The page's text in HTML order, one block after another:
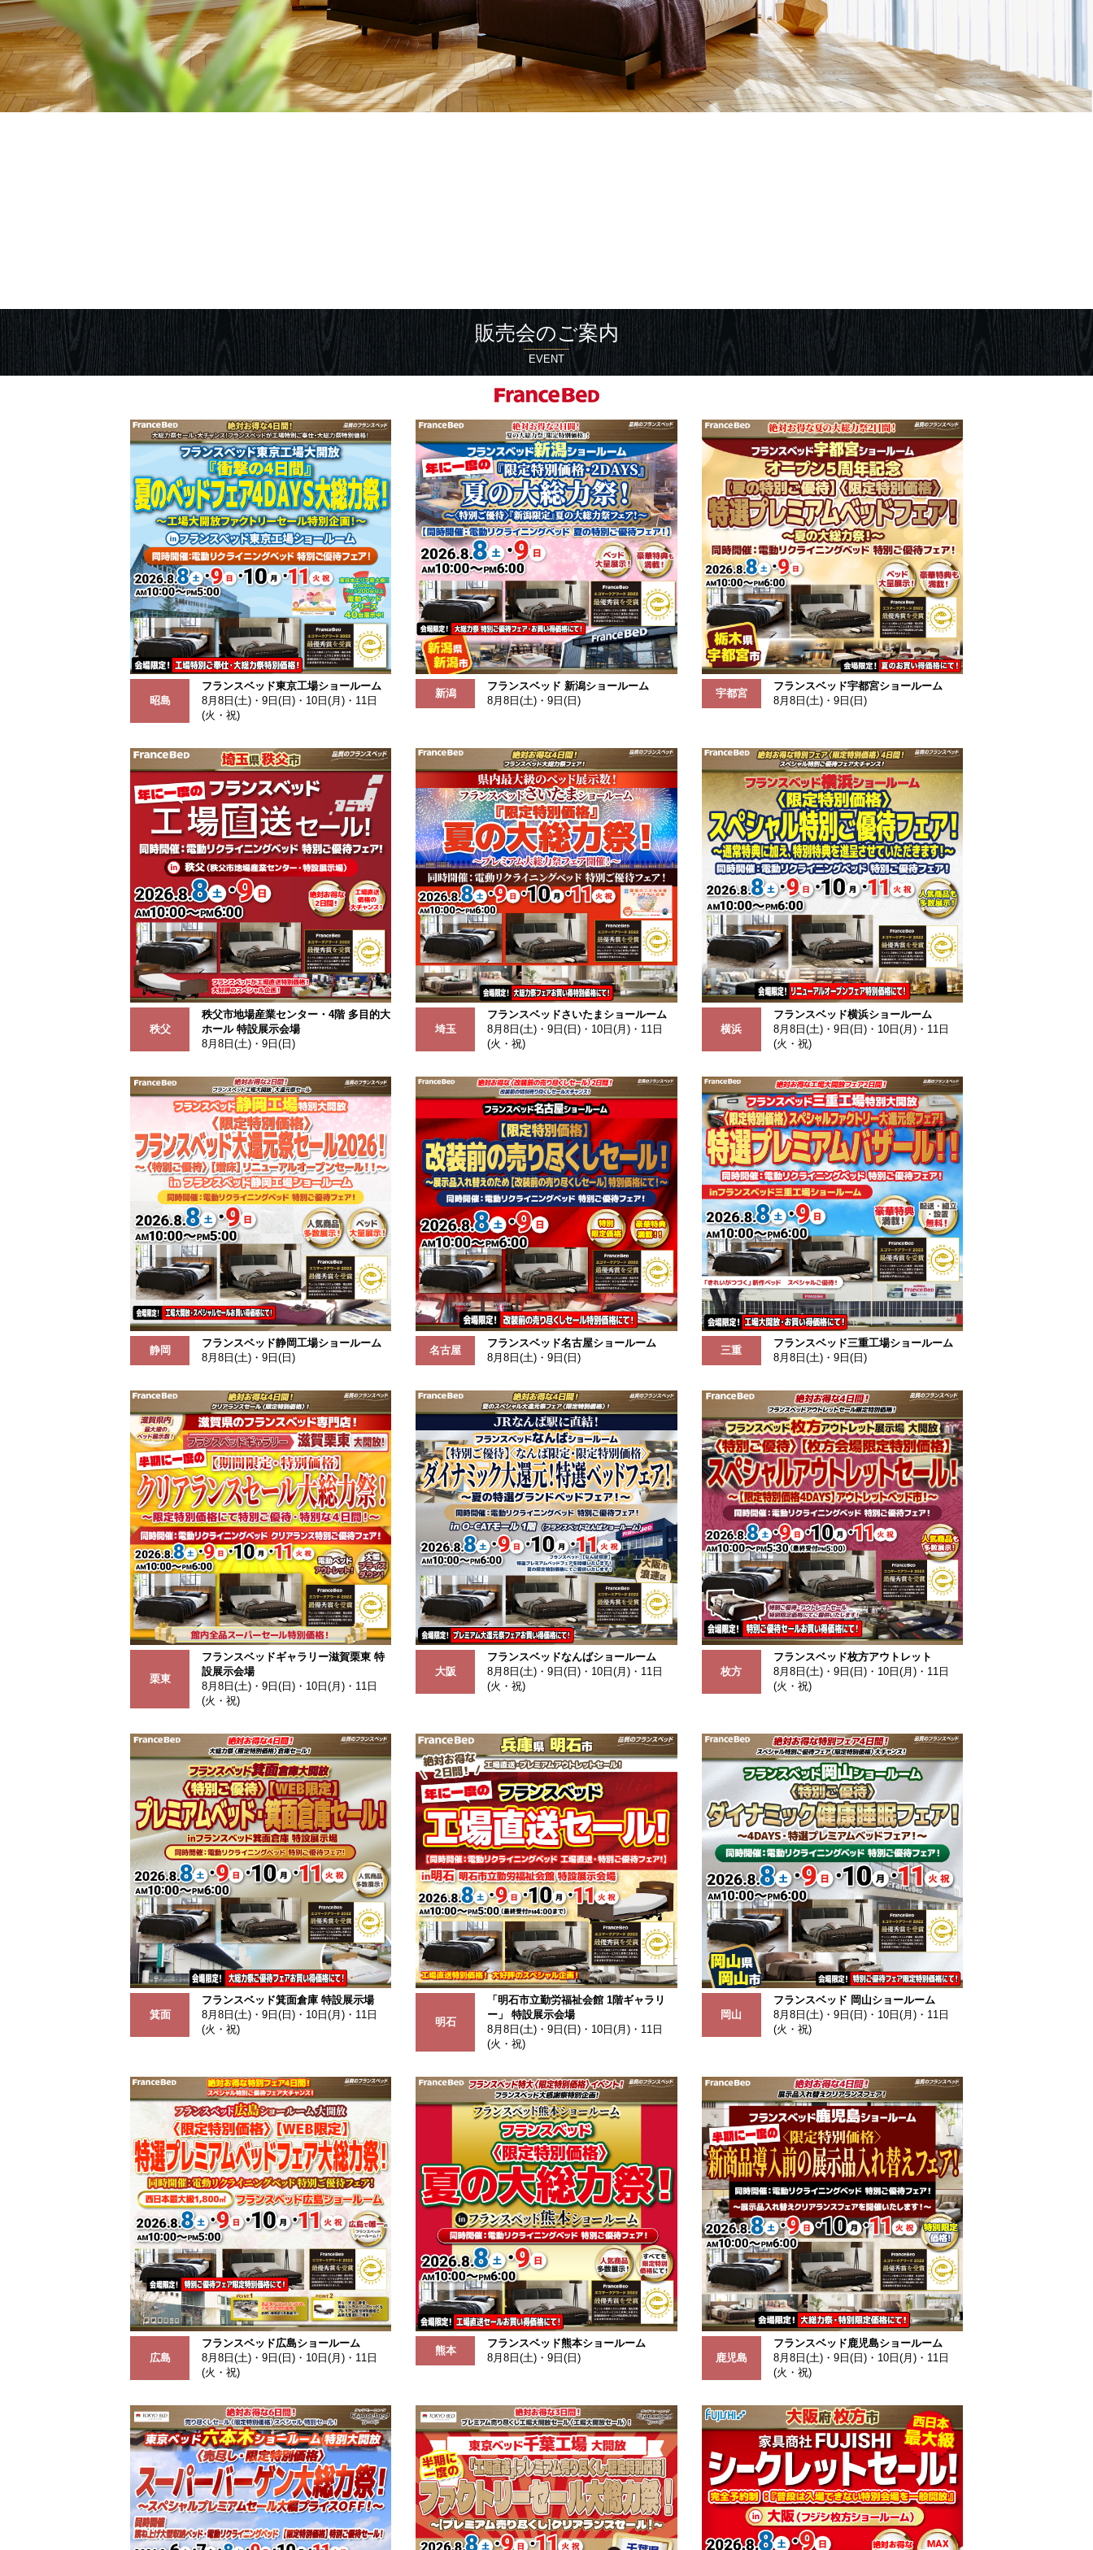
販売会のご案内
EVENT
昭島
フランスベッド東京工場ショールーム
8月8日(土)・9日(日)・10日(月)・11日
(火・祝)
新潟
フランスベッド 新潟ショールーム
8月8日(土)・9日(日)
宇都宮
フランスベッド宇都宮ショールーム
8月8日(土)・9日(日)
秩父
秩父市地場産業センター・4階 多目的大
ホール 特設展示会場
8月8日(土)・9日(日)
埼玉
フランスベッドさいたまショールーム
8月8日(土)・9日(日)・10日(月)・11日
(火・祝)
横浜
フランスベッド横浜ショールーム
8月8日(土)・9日(日)・10日(月)・11日
(火・祝)
静岡
フランスベッド静岡工場ショールーム
8月8日(土)・9日(日)
名古屋
フランスベッド名古屋ショールーム
8月8日(土)・9日(日)
三重
フランスベッド三重工場ショールーム
8月8日(土)・9日(日)
栗東
フランスベッドギャラリー滋賀栗東 特
設展示会場
8月8日(土)・9日(日)・10日(月)・11日
(火・祝)
大阪
フランスベッドなんばショールーム
8月8日(土)・9日(日)・10日(月)・11日
(火・祝)
枚方
フランスベッド枚方アウトレット
8月8日(土)・9日(日)・10日(月)・11日
(火・祝)
箕面
フランスベッド箕面倉庫 特設展示場
8月8日(土)・9日(日)・10日(月)・11日
(火・祝)
明石
「明石市立勤労福祉会館 1階ギャラリ
ー」 特設展示会場
8月8日(土)・9日(日)・10日(月)・11日
(火・祝)
岡山
フランスベッド 岡山ショールーム
8月8日(土)・9日(日)・10日(月)・11日
(火・祝)
広島
フランスベッド広島ショールーム
8月8日(土)・9日(日)・10日(月)・11日
(火・祝)
熊本
フランスベッド熊本ショールーム
8月8日(土)・9日(日)
鹿児島
フランスベッド鹿児島ショールーム
8月8日(土)・9日(日)・10日(月)・11日
(火・祝)